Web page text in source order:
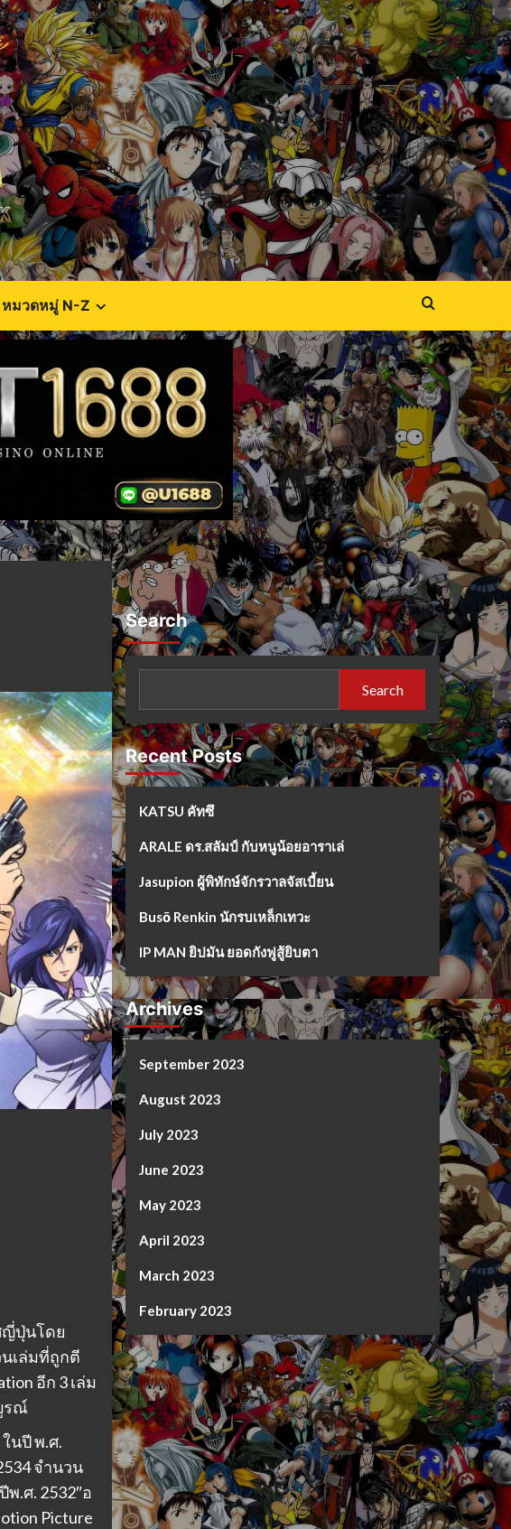
หมวดหมู่ N-Z
ญี่ปุ่นโดย
เล่มที่ถูกตี
อีก 3 เล่ม
รณ์
นปี พ.ศ.
จำนวน
พ.ศ. 2532″อ
Picture
Search
Search
Recent Posts
KATSU คัทซึ
ARALE ดร.สลัมป์ กับหนูน้อยอาราเล่
Jasupion ผู้พิทักษ์จักรวาลจัสเบี้ยน
Busō Renkin นักรบเหล็กเทวะ
IP MAN ยิปมัน ยอดกังฟูสู้ยิบตา
Archives
September 2023
August 2023
July 2023
June 2023
May 2023
April 2023
March 2023
February 2023